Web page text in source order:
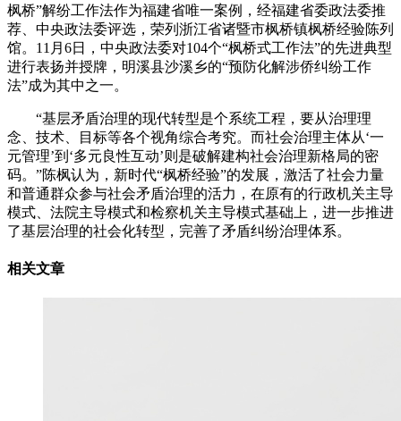
枫桥”解纷工作法作为福建省唯一案例，经福建省委政法委推
荐、中央政法委评选，荣列浙江省诸暨市枫桥镇枫桥经验陈列
馆。11月6日，中央政法委对104个“枫桥式工作法”的先进典型
进行表扬并授牌，明溪县沙溪乡的“预防化解涉侨纠纷工作
法”成为其中之一。
“基层矛盾治理的现代转型是个系统工程，要从治理理
念、技术、目标等各个视角综合考究。而社会治理主体从‘一
元管理’到‘多元良性互动’则是破解建构社会治理新格局的密
码。”陈枫认为，新时代“枫桥经验”的发展，激活了社会力量
和普通群众参与社会矛盾治理的活力，在原有的行政机关主导
模式、法院主导模式和检察机关主导模式基础上，进一步推进
了基层治理的社会化转型，完善了矛盾纠纷治理体系。
相关文章